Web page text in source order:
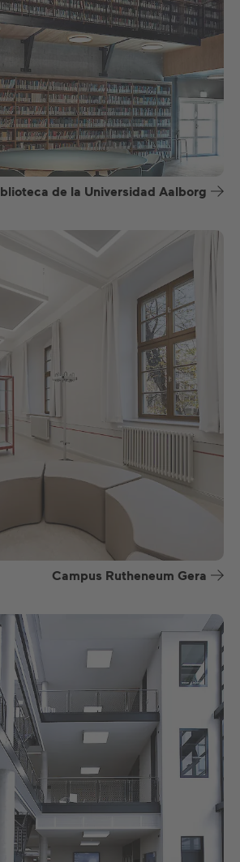
de la Universidad Aalborg
Campus Rutheneum Gera